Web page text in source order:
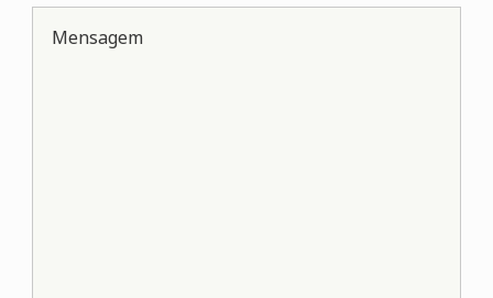
Mensagem